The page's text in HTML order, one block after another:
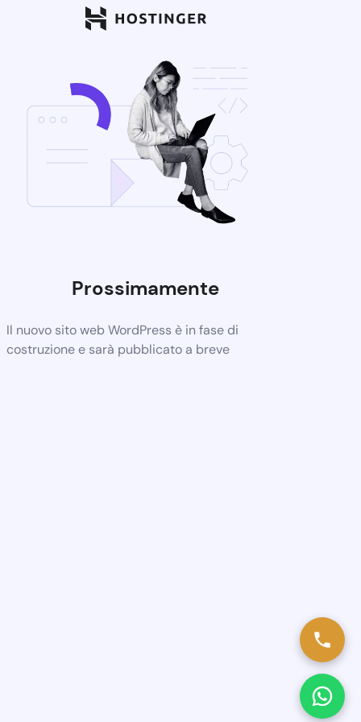
Prossimamente
Il nuovo sito web WordPress è in fase di
costruzione e sarà pubblicato a breve